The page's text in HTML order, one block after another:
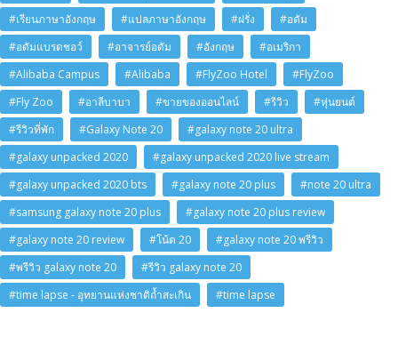
#เรียนภาษาอังกฤษ
#แปลภาษาอังกฤษ #ฝรั่ง
#อดัม
#อดัมแบรดชอว์
#อาจารย์อดัม #อังกฤษ
#อเมริกา
#Alibaba Campus
#Alibaba #FlyZoo Hotel
#FlyZoo
#Fly Zoo
#อาลีบาบา #ขายของออนไลน์ #รีวิว
#หุ่นยนต์
#รีวิวที่พัก
#Galaxy Note 20
#galaxy note 20 ultra
#galaxy unpacked 2020
#galaxy unpacked 2020 live stream
#galaxy unpacked 2020 bts
#galaxy note 20 plus
#note 20 ultra
#samsung galaxy note 20 plus
#galaxy note 20 plus review
#galaxy note 20 review
#โน้ต 20
#galaxy note 20 พรีวิว
#พรีวิว galaxy note 20
#รีวิว galaxy note 20
#time lapse - อุทยานแห่งชาติถ้ำสะเกิน
#time lapse